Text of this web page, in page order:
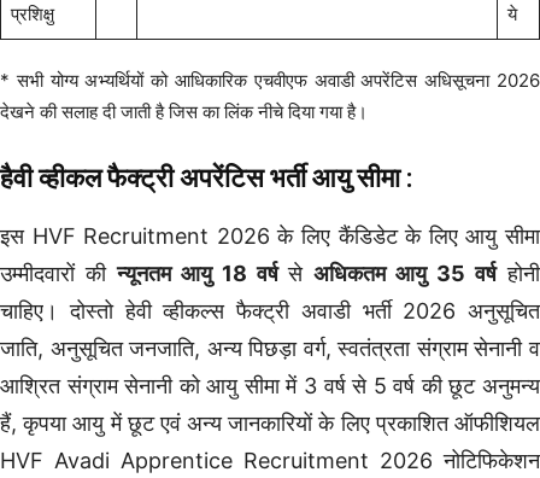
प्रशिक्षु
ये
* सभी योग्य अभ्यर्थियों को आधिकारिक एचवीएफ अवाडी अपरेंटिस अधिसूचना 2026
देखने की सलाह दी जाती है जिस का लिंक नीचे दिया गया है।
हैवी व्हीकल फैक्ट्री अपरेंटिसभर्ती आयु सीमा :
इस HVF Recruitment 2026 के लिए कैंडिडेट के लिए आयु सीमा
उम्मीदवारों कीन्यूनतम आयु 18 वर्षसेअधिकतम आयु 35 वर्षहोनी
चाहिए। दोस्तो हेवी व्हीकल्स फैक्ट्री अवाडी भर्ती 2026 अनुसूचित
जाति, अनुसूचित जनजाति, अन्य पिछड़ा वर्ग, स्वतंत्रता संग्राम सेनानी व
आश्रित संग्राम सेनानी को आयु सीमा में 3 वर्ष से 5 वर्ष की छूट अनुमन्य
हैं, कृपया आयु में छूट एवं अन्य जानकारियों के लिए प्रकाशित ऑफीशियल
HVF Avadi Apprentice Recruitment 2026 नोटिफिकेशन